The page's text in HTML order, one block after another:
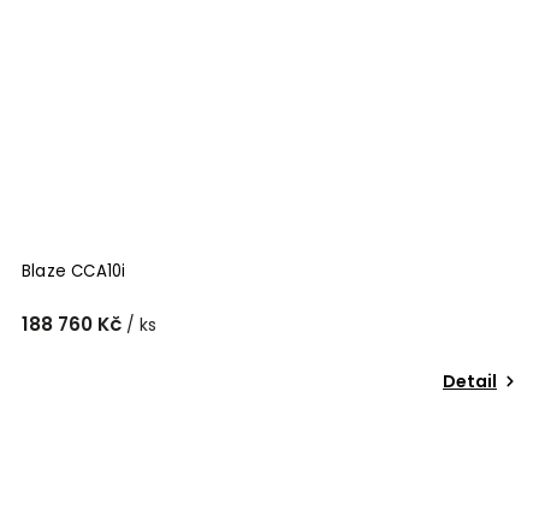
Blaze CCA10i
188 760 Kč / ks
Detail